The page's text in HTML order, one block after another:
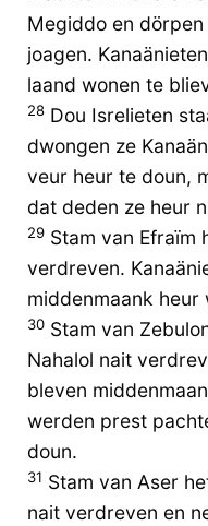
Megiddo en
joagen.
laand wonen te
28 Dou Isrelieten
dwongen ze
veur heur te doun,
dat deden ze heur
29 Stam van Efraïm
verdreven.
middenmaank heur
30 Stam van
Nahalol nait
bleven
werden prest
doun.
31 Stam van Aser
nait verdreven en